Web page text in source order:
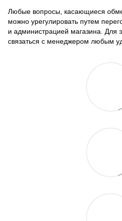
Любые вопросы, касающиеся
можно урегулировать путем
и администрацией магазина. Для
связаться с менеджером любым